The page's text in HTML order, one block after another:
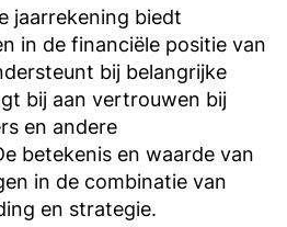
jaarrekening biedt
in de financiële positie van
bij belangrijke
bij aan vertrouwen bij
en andere
betekenis en waarde van
in de combinatie van
en strategie.